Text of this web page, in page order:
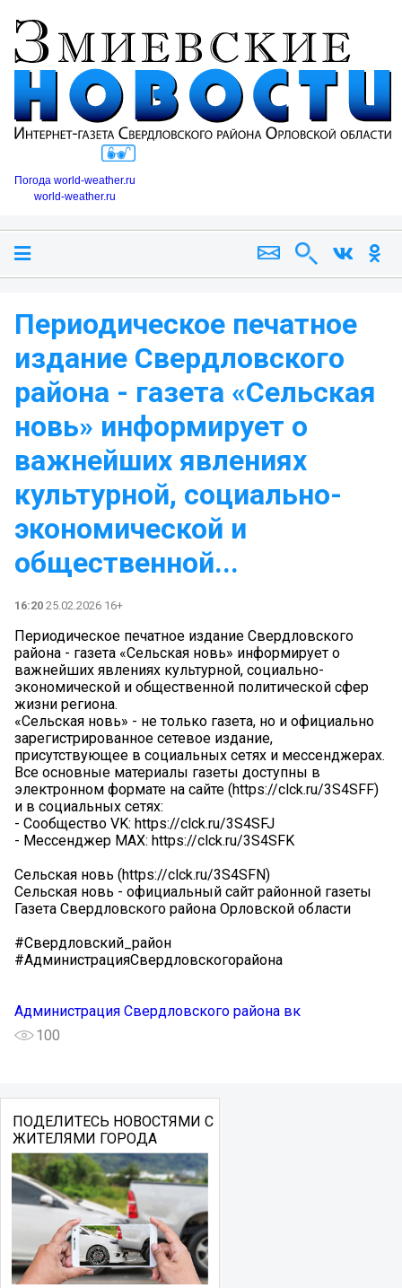
Погода world-weather.ru
world-weather.ru
Периодическое печатное
издание Свердловского
района - газета «Сельская
новь» информирует о
важнейших явлениях
культурной, социально-
экономической и
общественной...
16:20 25.02.2026 16+
Периодическое печатное издание Свердловского
района - газета «Сельская новь» информирует о
важнейших явлениях культурной, социально-
экономической и общественной политической сфер
жизни региона.
«Сельская новь» - не только газета, но и официально
зарегистрированное сетевое издание,
присутствующее в социальных сетях и мессенджерах.
Все основные материалы газеты доступны в
электронном формате на сайте (https://clck.ru/3S4SFF)
и в социальных сетях:
- Сообщество VK: https://clck.ru/3S4SFJ
- Мессенджер МАХ: https://clck.ru/3S4SFK
Сельская новь (https://clck.ru/3S4SFN)
Сельская новь - официальный сайт районной газеты
Газета Свердловского района Орловской области
#Свердловский_район
#АдминистрацияСвердловскогорайона
Администрация Свердловского района вк
100
ПОДЕЛИТЕСЬ НОВОСТЯМИ С
ЖИТЕЛЯМИ ГОРОДА